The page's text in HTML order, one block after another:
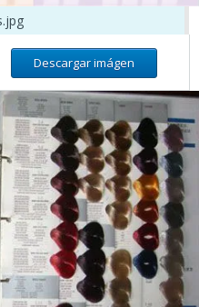
Descargar imágen